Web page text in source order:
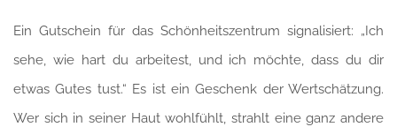
Ein Gutschein für das Schönheitszentrum signalisiert: „Ich
sehe, wie hart du arbeitest, und ich möchte, dass du dir
etwas Gutes tust.“ Es ist ein Geschenk der Wertschätzung.
Wer sich in seiner Haut wohlfühlt, strahlt eine ganz andere